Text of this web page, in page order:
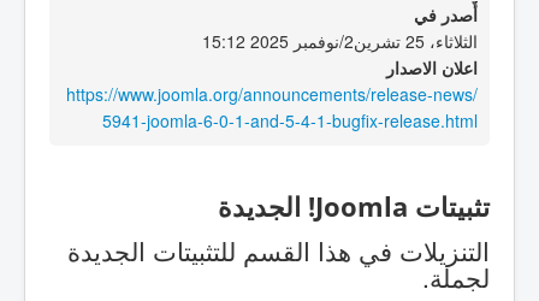
أٌصدر في
الثلاثاء، 25 تشرين2/نوفمبر 2025 15:12
اعلان الاصدار
https://www.joomla.org/announcements/release-news/
5941-joomla-6-0-1-and-5-4-1-bugfix-release.html
تثبيتات Joomla! الجديدة
التنزيلات في هذا القسم للتثبيتات الجديدة
لجملة.